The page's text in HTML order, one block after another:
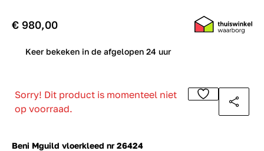
Beni Mguild vloerkleed nr 26424
€ 980,00
Keer bekeken in de afgelopen 24 uur
Sorry! Dit product is momenteel niet
op voorraad.